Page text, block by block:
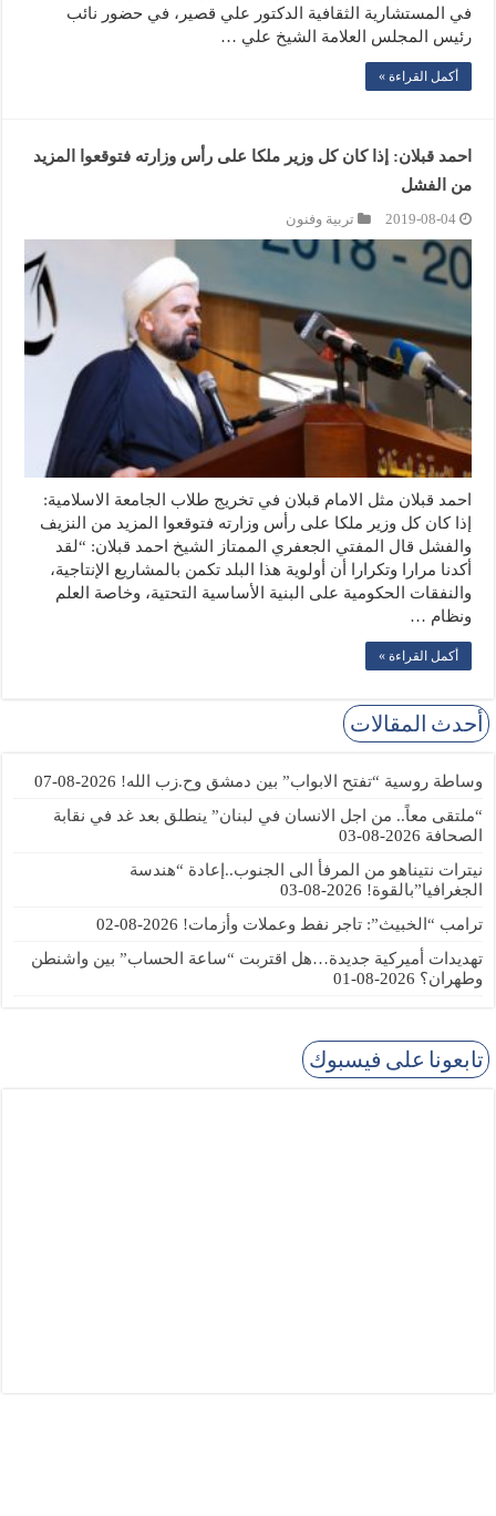
في المستشارية الثقافية الدكتور علي قصير، في حضور نائب
رئيس المجلس العلامة الشيخ علي …
أكمل القراءة »
احمد قبلان: إذا كان كل وزير ملكا على رأس وزارته فتوقعوا المزيد
من الفشل
2019-08-04 تربية وفنون
احمد قبلان مثل الامام قبلان في تخريج طلاب الجامعة الاسلامية:
إذا كان كل وزير ملكا على رأس وزارته فتوقعوا المزيد من النزيف
والفشل قال المفتي الجعفري الممتاز الشيخ احمد قبلان: “لقد
أكدنا مرارا وتكرارا أن أولوية هذا البلد تكمن بالمشاريع الإنتاجية،
والنفقات الحكومية على البنية الأساسية التحتية، وخاصة العلم
ونظام …
أكمل القراءة »
أحدث المقالات
وساطة روسية “تفتح الابواب” بين دمشق وح.زب الله! 2026-08-07
“ملتقى معاً.. من اجل الانسان في لبنان” ينطلق بعد غد في نقابة
الصحافة 2026-08-03
نيترات نتيناهو من المرفأ الى الجنوب..إعادة “هندسة
الجغرافيا”بالقوة! 2026-08-03
ترامب “الخبيث”: تاجر نفط وعملات وأزمات! 2026-08-02
تهديدات أميركية جديدة…هل اقتربت “ساعة الحساب” بين واشنطن
وطهران؟ 2026-08-01
تابعونا على فيسبوك